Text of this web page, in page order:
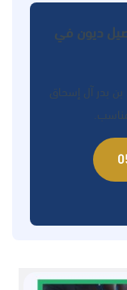
ديون في
بدر آل إسحاق